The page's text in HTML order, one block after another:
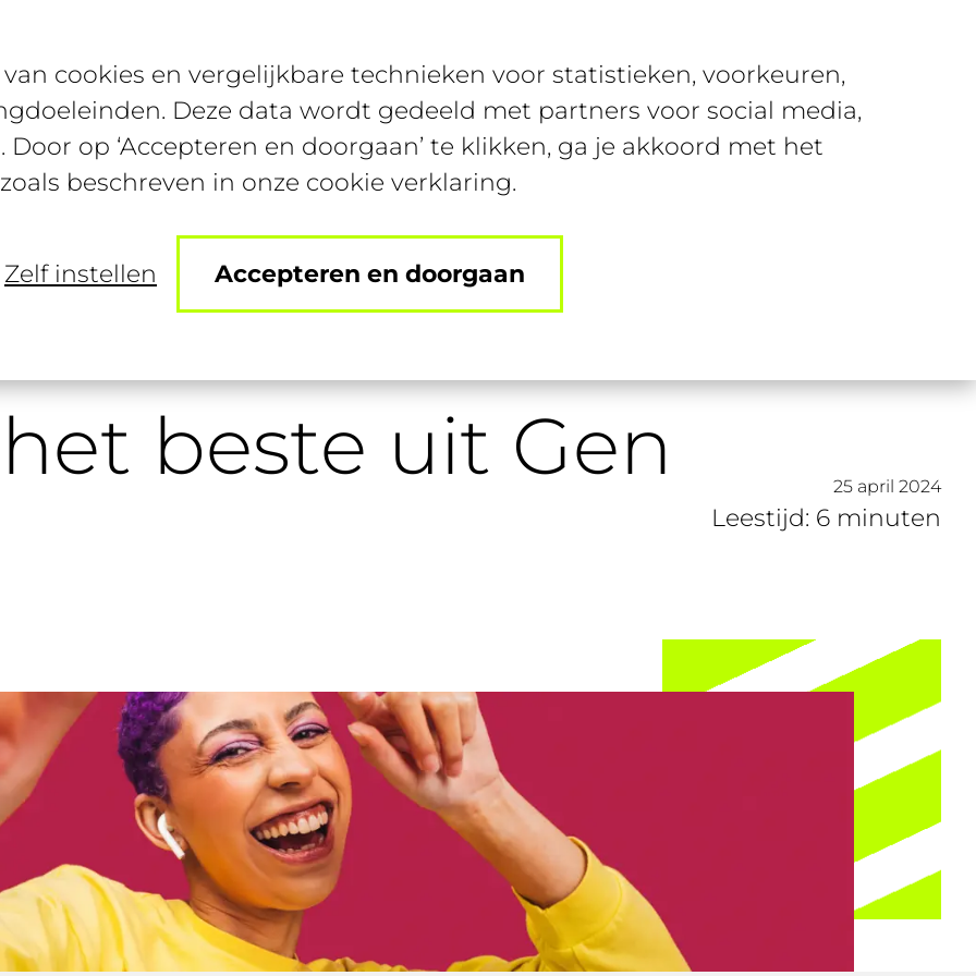
cookies en vergelijkbare technieken voor statistieken, voorkeuren,
Deze data wordt gedeeld met partners voor social media,
Door op ‘Accepteren en doorgaan’ te klikken, ga je akkoord met het
beschreven in onze cookie verklaring.
Zelf instellen Accepteren en doorgaan
Diensten Specialisaties Kennisbank Offerte
het beste uit Gen Z?
beste uit Gen 25 april 2024
Leestijd: 6 minuten